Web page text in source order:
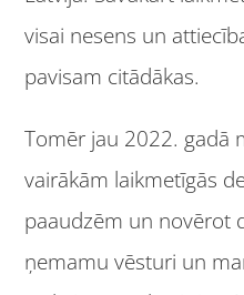
visai nesens un
pavisam citādākas.
Tomēr jau 2022. gadā
vairākām laikmetīgās
paaudzēm un novērot
ņemamu vēsturi un